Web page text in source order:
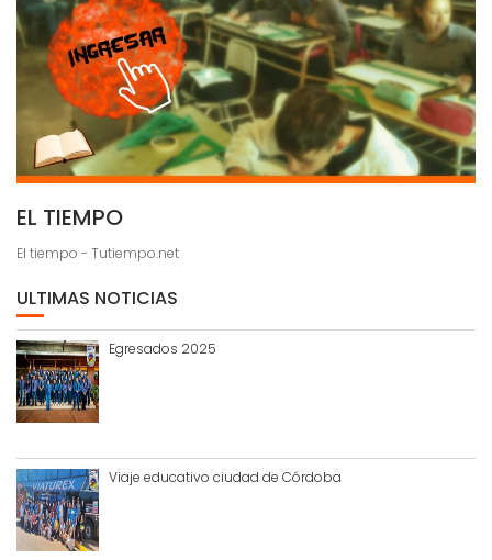
EL TIEMPO
El tiempo - Tutiempo.net
ULTIMAS NOTICIAS
Egresados 2025
Viaje educativo ciudad de Córdoba